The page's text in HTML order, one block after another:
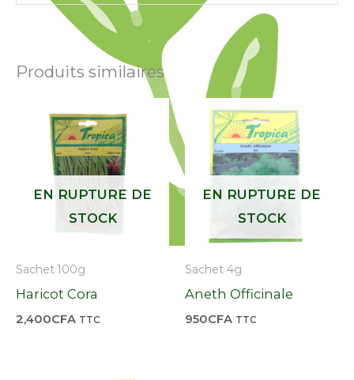
Produits similaires
EN RUPTURE DE
STOCK
Sachet 100g
Haricot Cora
2,400CFA TTC
EN RUPTURE DE
STOCK
Sachet 4g
Aneth Officinale
950CFA TTC